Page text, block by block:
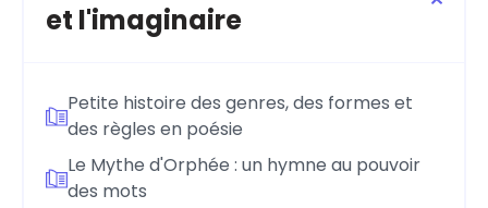
et l'imaginaire
Petite histoire des genres, des formes et
des règles en poésie
Le Mythe d'Orphée : un hymne au pouvoir
des mots